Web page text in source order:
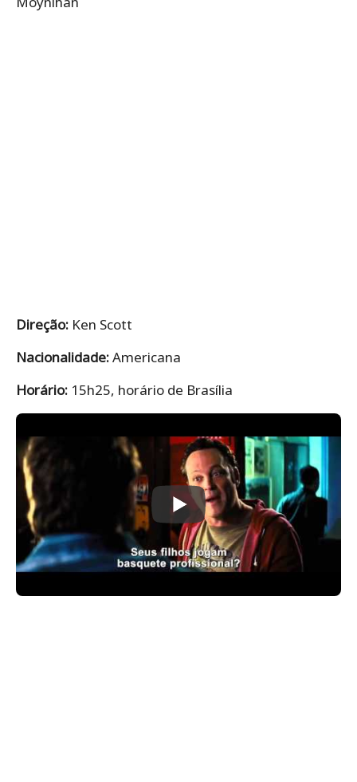
Direção: Ken Scott
Nacionalidade:Americana
Horário: 15h25, horário de Brasília